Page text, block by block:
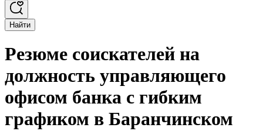
Найти
Резюме соискателей на
должность управляющего
офисом банка с гибким
графиком в Баранчинском